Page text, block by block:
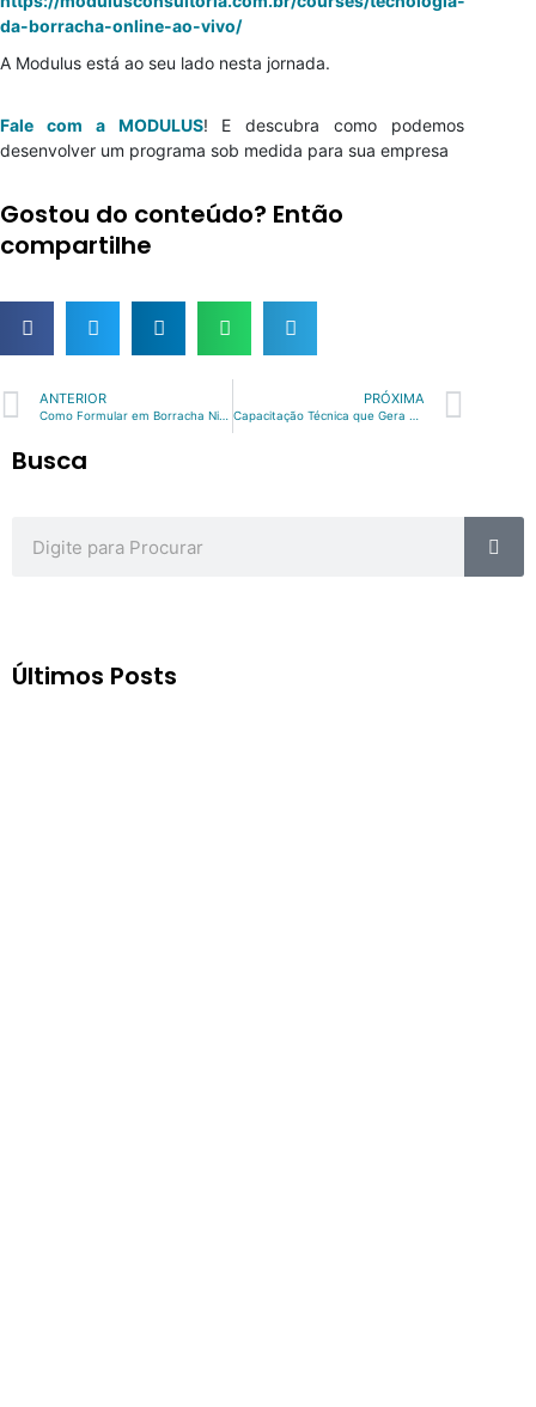
da-borracha-online-ao-vivo/
A Modulus está ao seu lado nesta jornada.
Fale com a MODULUS! E descubra como podemos
desenvolver um programa sob medida para sua empresa
Gostou do conteúdo? Então
compartilhe
Prev
ANTERIOR PRÓXIMA
Busca
Últimos Posts